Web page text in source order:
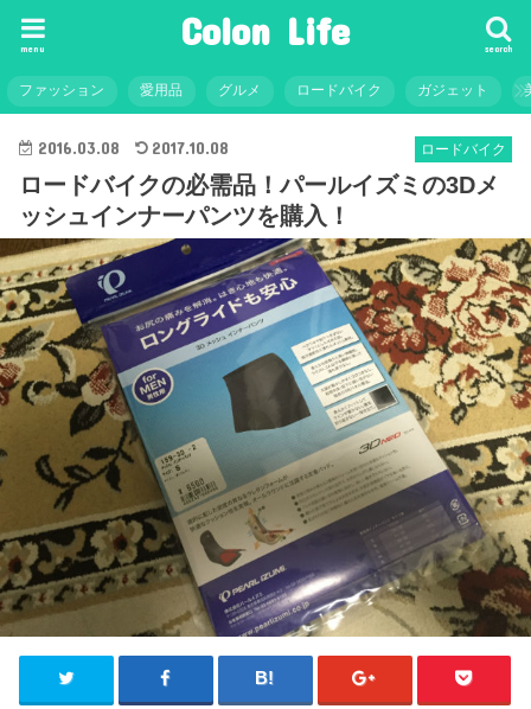
Colon Life search
menu
ファッション 愛用品 グルメ ロードバイク ガジェット
ロードバイク
2016.03.08 2017.10.08
ロードバイクの必需品！パールイズミの3Dメ
ッシュインナーパンツを購入！